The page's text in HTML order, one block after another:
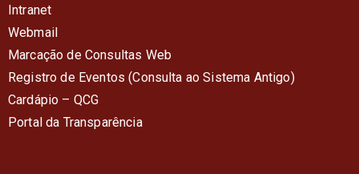
Intranet
Webmail
Marcação de Consultas Web
Registro de Eventos (Consulta ao Sistema Antigo)
Cardápio – QCG
Portal da Transparência